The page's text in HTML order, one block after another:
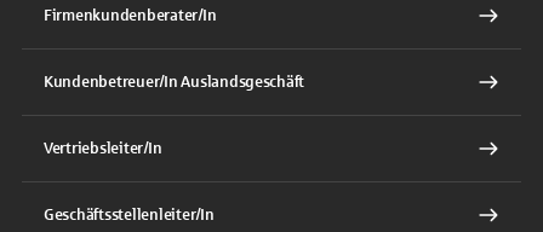
Firmenkundenberater/In
Kundenbetreuer/In Auslandsgeschäft
Vertriebsleiter/In
Geschäftsstellenleiter/In